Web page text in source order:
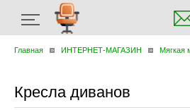
Главная ИНТЕРНЕТ-МАГАЗИН Мягкая
Кресла диванов